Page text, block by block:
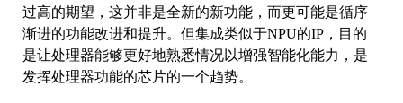
过高的期望，这并非是全新的新功能，而更可能是循序
渐进的功能改进和提升。但集成类似于NPU的IP，目的
是让处理器能够更好地熟悉情况以增强智能化能力，是
发挥处理器功能的芯片的一个趋势。